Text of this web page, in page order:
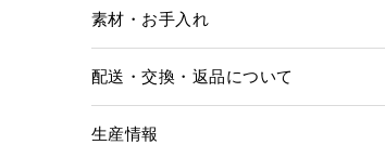
素材・お手入れ
配送・交換・返品について
生産情報